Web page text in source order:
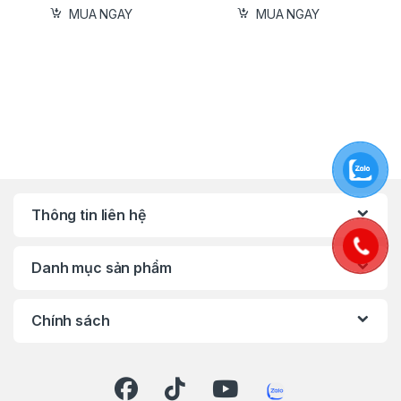
cửa.
Xuất xứ: Trung Quốc
Khả năng vặn vít thép: 5 mm
Tốc độ không tải: 650 vòng/phút
MUA NGAY MUA NGAY
Thông tin liên hệ
Danh mục sản phẩm
Chính sách